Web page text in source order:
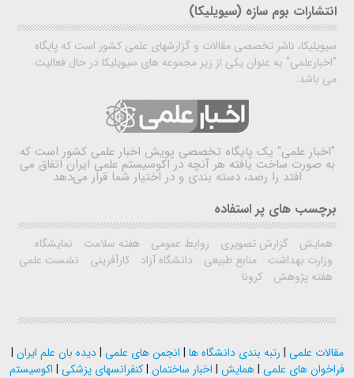
انتشارات بوم سازه (سیویلیکا)
سیویلیکا، ناشر تخصصی مقالات و گزارشهای علمی کشور است که پایگاه
"اخبارعلمی" به عنوان یکی از زیر مجموعه های سیویلیکا در حال فعالیت
می باشد.
"اخبار علمی" یک پایگاه تخصصی پویش اخبار علمی کشور است که
به صورت ساخت یافته هر آنچه در اکوسیستم علمی ایران اتفاق می
افتد را رصد، دسته بندی و در اختیار شما قرار می‌دهد
برچسب های پر استفاده
همایش گزارش تصویری روابط عمومی هفته سلامت
نمایشگاه
وزارت بهداشت
منابع طبیعی دانشگاه آزاد کارآفرینی
نشست علمی
هفته پژوهش
کرونا
مقالات علمی | رتبه بندی دانشگاه ها | انجمن های علمی |دیده بان علم ایران |
فراخوان های علمی |همایش | اخبار ساختمان |کنفرانسهای پزشکی | اکوسیستم